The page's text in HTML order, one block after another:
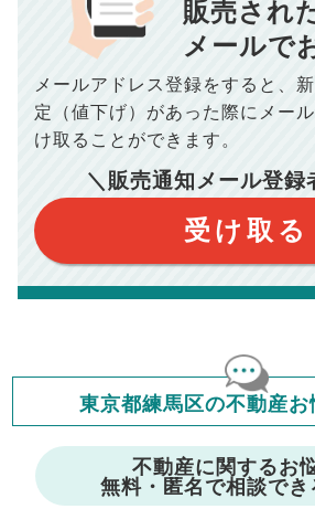
年間の支払額
総支払額
このシミュレーターは元利均等返済方式
このシミュレーターは、四捨五入にて計
このシミュレーターはお借り入れの全期
このシミュレーターでの結果は、お借り
ありません。
このシミュレーターをご利用された方の
ますが、お借り入れの際に各金融機関に
会員マイページで
修繕費・管理費の計算
※購入価格よりも売却価格が高い場合、譲
場合がございます。詳しくは最寄りの税
※シミュレーター結果はあくまでも概算で
保証するものではございません。
※上記売却費用には、住所変更登記の費用
宅ローンの一括繰上返済の手数料等は含
で予めご了承ください。
おります。（物件価格×3%＋6万円＋消
販売され
メールで
メールアドレス登録をすると、
定（値下げ）があった際に メー
け取ることができます。
＼販売通知メール登録
受け取る
東京都練馬区の不動産お
不動産に関するお
無料・匿名で相談でき